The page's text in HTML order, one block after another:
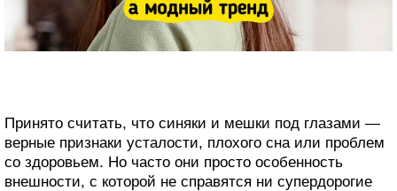
Принято считать, что синяки и мешки под глазами —
верные признаки усталости, плохого сна или проблем
со здоровьем. Но часто они просто особенность
внешности, с которой не справятся ни супердорогие